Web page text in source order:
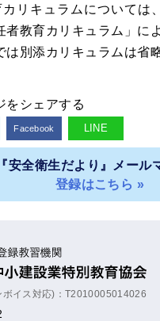
カリキュラムについては
者教育カリキュラム」に
は別添カリキュラムは省
をシェアする
Facebook LINE
『安全衛生だより』メール
登録はこちら »
ボイス対応)：T2010005014026